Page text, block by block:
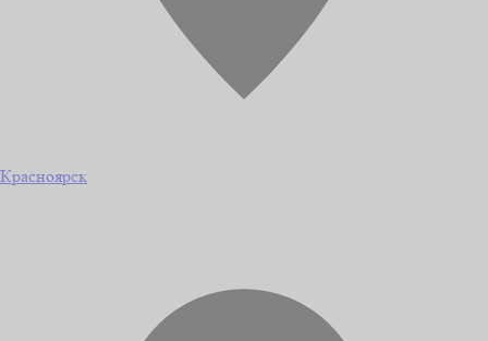
Красноярск